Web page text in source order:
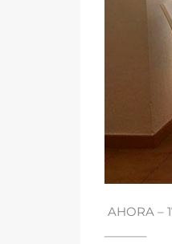
AHORA –
———–